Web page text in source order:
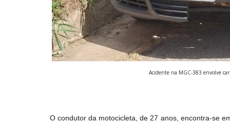
Acidente na MGC-383 envolve
O condutor da motocicleta, de 27 anos, encontra-se